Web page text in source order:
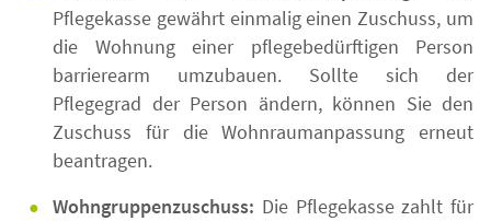
Pflegekasse gewährt einmalig einen Zuschuss, um
die Wohnung einer pflegebedürftigen Person
barrierearm umzubauen. Sollte sich der
Pflegegrad der Person ändern, können Sie den
Zuschuss für die Wohnraumanpassung erneut
beantragen.
Wohngruppenzuschuss: Die Pflegekasse zahlt für